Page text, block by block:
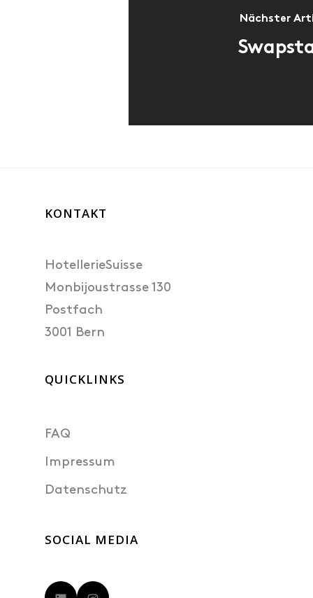
Nächster
KONTAKT
HotellerieSuisse
Monbijoustrasse 130
Postfach
3001 Bern
QUICKLINKS
FAQ
Impressum
Datenschutz
SOCIAL MEDIA
LinkedIn